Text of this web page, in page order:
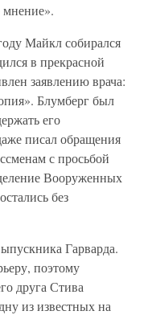
мнение».
Майкл собирался
в прекрасной
заявлению врача:
Блумберг был
его
писал обращения
с просьбой
Вооруженных
без
Гарварда.
поэтому
друга Стива
из известных на